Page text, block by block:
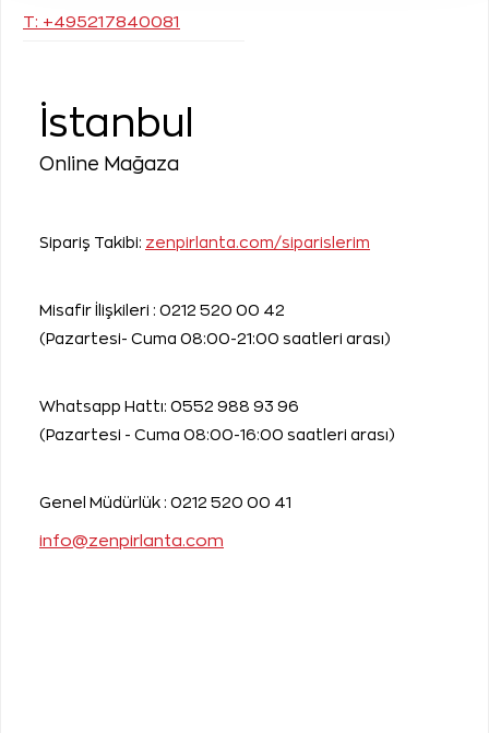
T: +495217840081
İstanbul
Online Mağaza
Sipariş Takibi: zenpirlanta.com/siparislerim
Misafir İlişkileri : 0212 520 00 42
(Pazartesi- Cuma 08:00-21:00 saatleri arası)
Whatsapp Hattı: 0552 988 93 96
(Pazartesi - Cuma 08:00-16:00 saatleri arası)
Genel Müdürlük : 0212 520 00 41
info@zenpirlanta.com